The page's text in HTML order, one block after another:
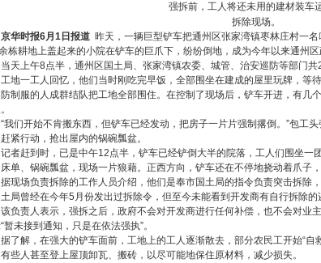
强拆前，工人将还未用的建材装车
拆除现场。
京华时报6月1日报道昨天，一辆巨型铲车把通州区张家湾镇枣林庄村一名
栋耕地上盖起来的小院在铲车的巨爪下，纷纷倒地，成为今年以来通州区
当天上午8点半，通州区国土局、张家湾镇农委、城管、治安巡防等部门
地一工人回忆，他们当时刚吃完早饭，全部围坐在建成的屋里玩牌，等
制服的人成群结队把工地全部围住。在控制了现场后，铲车开进，有几
“我们开始不肯搬东西，但铲车已经发动，把房子一片片强制撂倒。”包工
紧行动，抢出屋内的锅碗瓢盆。
记者赶到时，已是中午12点半，铲车已经铲倒大半的院落，工人们围坐一
单、锅碗瓢盆，现场一片狼藉。正西方向，铲车还在不停地挠动着爪子
据现场负责拆除的工作人员介绍，他们是奉市国土局的指令负责突击拆除
局曾经在今年5月份发出过拆除令，但至今未能看到开发商有自行拆除的
该负责人表示，强拆之后，政府不会对开发商进行任何补偿，也不会对业
暂未接到通知，只是在依法强执”。
据了解，在强大的铲车面前，工地上的工人逐渐散去，部分农民工开始“自
些人甚至登上屋顶卸瓦、搬砖，以尽可能地保住原材料，减少损失。